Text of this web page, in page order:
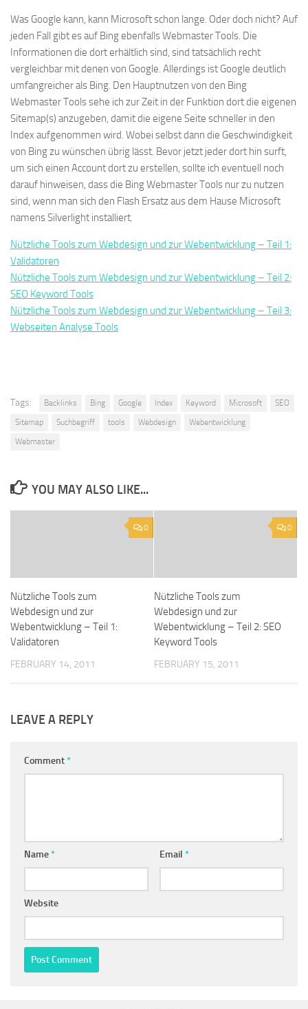
Was Google kann, kann Microsoft schon lange. Oder doch nicht? Auf
jeden Fall gibt es auf Bing ebenfalls Webmaster Tools. Die
Informationen die dort erhältlich sind, sind tatsächlich recht
vergleichbar mit denen von Google. Allerdings ist Google deutlich
umfangreicher als Bing. Den Hauptnutzen von den Bing
Webmaster Tools sehe ich zur Zeit in der Funktion dort die eigenen
Sitemap(s) anzugeben, damit die eigene Seite schneller in den
Index aufgenommen wird. Wobei selbst dann die Geschwindigkeit
von Bing zu wünschen übrig lässt. Bevor jetzt jeder dort hin surft,
um sich einen Account dort zu erstellen, sollte ich eventuell noch
darauf hinweisen, dass die Bing Webmaster Tools nur zu nutzen
sind, wenn man sich den Flash Ersatz aus dem Hause Microsoft
namens Silverlight installiert.
Nützliche Tools zum Webdesign und zur Webentwicklung – Teil 1:
Validatoren
Nützliche Tools zum Webdesign und zur Webentwicklung – Teil 2:
SEO Keyword Tools
Nützliche Tools zum Webdesign und zur Webentwicklung – Teil 3:
Webseiten Analyse Tools
Tags: Backlinks Bing Google Index Keyword Microsoft
SEO
Sitemap
Suchbegriff tools Webdesign
Webentwicklung
Webmaster
YOU MAY ALSO LIKE...
0
Nützliche Tools zum
Webdesign und zur
Webentwicklung – Teil 1:
Validatoren
FEBRUARY 14, 2011
0
Nützliche Tools zum
Webdesign und zur
Webentwicklung – Teil 2: SEO
Keyword Tools
FEBRUARY 15, 2011
LEAVE A REPLY
Comment*
Name* Email *
Website